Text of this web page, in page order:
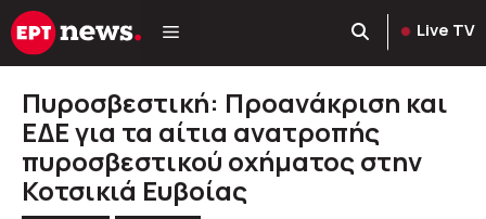
Μετάβαση
σε
Live TV
Πυροσβεστική: Προανάκριση και
ΕΔΕ για τα αίτια ανατροπής
πυροσβεστικού οχήματος στην
Κοτσικιά Ευβοίας